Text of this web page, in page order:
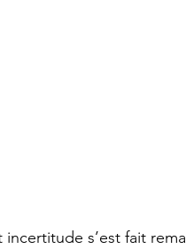
s’est fait